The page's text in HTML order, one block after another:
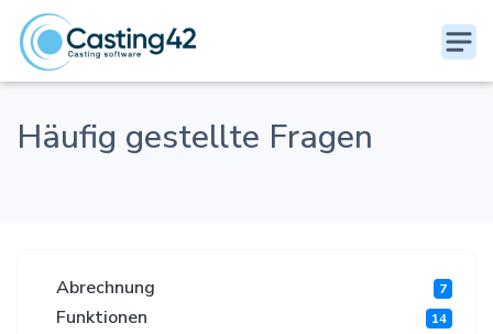
Häufig gestellte Fragen
Abrechnung 7
Funktionen 14